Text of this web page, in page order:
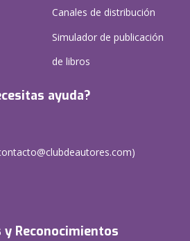
Canales de distribución
Simulador de publicación
de libros
ayuda?
)
y Reconocimientos